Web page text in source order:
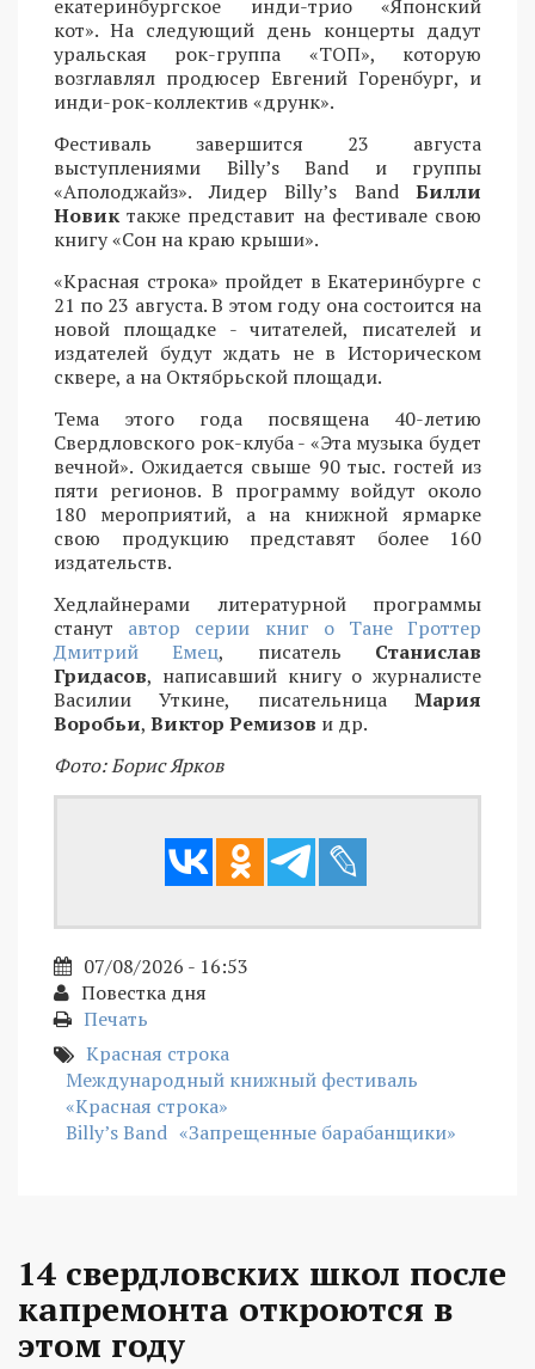
екатеринбургское инди-трио «Японский
кот». На следующий день концерты дадут
уральская рок-группа «ТОП», которую
возглавлял продюсер Евгений Горенбург, и
инди-рок-коллектив «друнк».
Фестиваль завершится 23 августа
выступлениями Billy’s Band и группы
«Аполоджайз». Лидер Billy’s Band Билли
Новик также представит на фестивале свою
книгу «Сон на краю крыши».
«Красная строка» пройдет в Екатеринбурге с
21 по 23 августа. В этом году она состоится на
новой площадке - читателей, писателей и
издателей будут ждать не в Историческом
сквере, а на Октябрьской площади.
Тема этого года посвящена 40-летию
Свердловского рок-клуба - «Эта музыка будет
вечной». Ожидается свыше 90 тыс. гостей из
пяти регионов. В программу войдут около
180 мероприятий, а на книжной ярмарке
свою продукцию представят более 160
издательств.
Хедлайнерами литературной программы
станут автор серии книг о Тане Гроттер
Дмитрий Емец, писатель Станислав
Гридасов, написавший книгу о журналисте
Василии Уткине, писательница Мария
Воробьи, Виктор Ремизов и др.
Фото: Борис Ярков
07/08/2026 - 16:53
Повестка дня
Печать
Красная строка
Международный книжный фестиваль
«Красная строка»
Billy’s Band «Запрещенные барабанщики»
14 свердловских школ после
капремонта откроются в
этом году